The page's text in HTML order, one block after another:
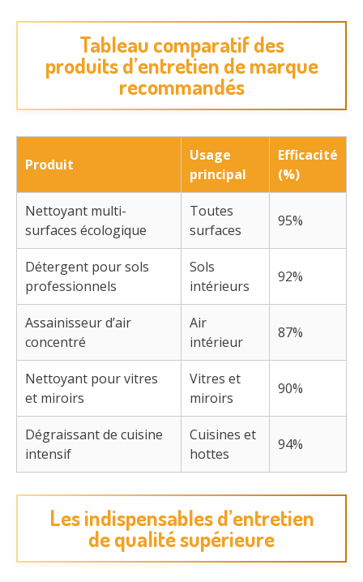
Tableau comparatif des
produits d’entretien de marque
recommandés
Produit
Usage
principal
Efficacité
(%)
Nettoyant multi-
surfaces écologique
Toutes
surfaces
95%
Détergent pour sols
professionnels
Sols
intérieurs
92%
Assainisseur d’air
concentré
Air
intérieur
87%
Nettoyant pour vitres
et miroirs
Vitres et
miroirs
90%
Dégraissant de cuisine
intensif
Cuisines et
hottes
94%
Les indispensables d’entretien
de qualité supérieure